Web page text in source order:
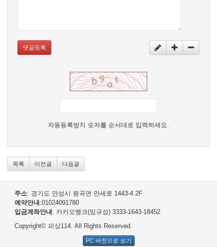
댓글등록
자동등록방지 숫자를 순서대로 입력하세요.
목록 이전글 다음글
주소: 경기도 안성시 원곡면 만세로 1443-4 2F
예약안내 :01024091780
입금계좌안내 : 카카오뱅크(임규성) 3333-1643-18452
Copyright© 피싱114. All Rights Reserved.
PC 버전으로 보기